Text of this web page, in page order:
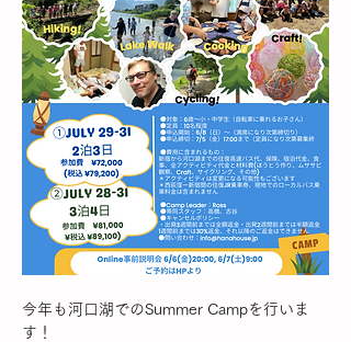
今年も河口湖でのSummer Campを行いま
す！